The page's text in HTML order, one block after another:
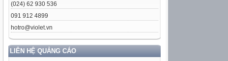
(024) 62 930 536
091 912 4899
hotro@violet.vn
LIÊN HỆ QUẢNG CÁO